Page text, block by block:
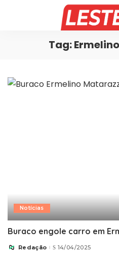
Tag:
Notícias
Buraco engole carro em
Posted
Redação 14/04/2025